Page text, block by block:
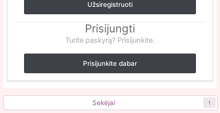
Užsiregistruoti
Prisijungti
Turite paskyrą? Prisijunkite.
Prisijunkite dabar
Sekėjai 1